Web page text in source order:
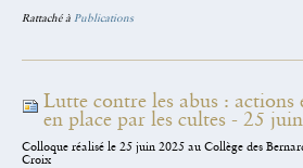
Rattaché à Publications
Lutte contre les abus : actions
en place par les cultes - 25
Colloque réalisé le 25 juin 2025 au Collège des
Croix